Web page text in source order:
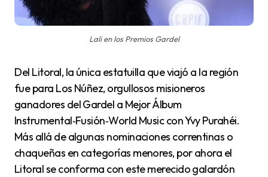
Lali en los Premios Gardel
Del Litoral, la única estatuilla que viajó a la región
fue para Los Núñez, orgullosos misioneros
ganadores del Gardel a Mejor Álbum
Instrumental‑Fusión‑World Music con Yvy Purahéi.
Más allá de algunas nominaciones correntinas o
chaqueñas en categorías menores, por ahora el
Litoral se conforma con este merecido galardón